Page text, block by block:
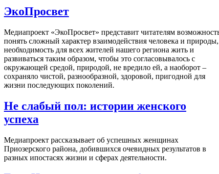
ЭкоПросвет
Медиапроект «ЭкоПросвет» представит читателям
понять сложный характер взаимодействия человека и природы,
необходимость для всех жителей нашего региона жить и
развиваться таким образом, чтобы это согласовывалось с
окружающей средой, природой, не вредило ей, а наоборот –
сохраняло чистой, разнообразной, здоровой, пригодной для
жизни последующих поколений.
Не слабый пол: истории женского
успеха
Медиапроект рассказывает об успешных женщинах
Приозерского района, добившихся очевидных результатов в
разных ипостасях жизни и сферах деятельности.